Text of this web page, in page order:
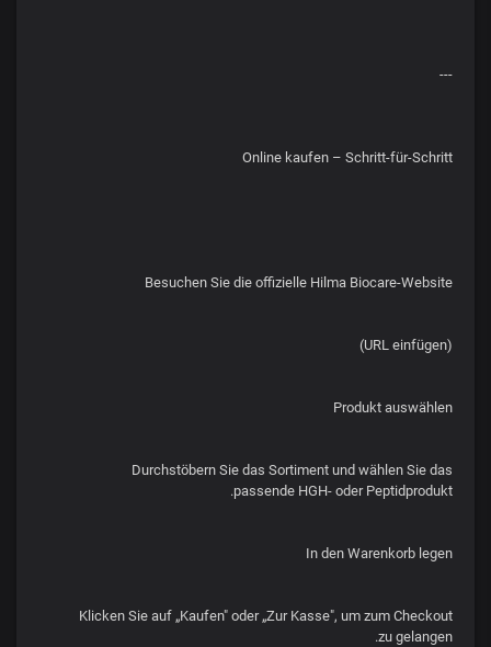
---
Online kaufen – Schritt-für-Schritt
Besuchen Sie die offizielle Hilma Biocare-Website
(URL einfügen)
Produkt auswählen
Durchstöbern Sie das Sortiment und wählen Sie das
passende HGH- oder Peptidprodukt.
In den Warenkorb legen
Klicken Sie auf „Kaufen" oder „Zur Kasse", um zum Checkout
zu gelangen.